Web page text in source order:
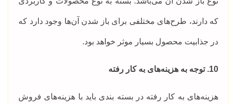
که دارند، طرح‌های مختلفی برای باز شدن آن‌ها وجود دارد که
در جذابیت محصول بسیار موثر خواهد بود.
10. توجه به هزینه‌های به کار رفته
هزینه‌های به کار رفته در بسته بندی باید با هزینه‌های فروش